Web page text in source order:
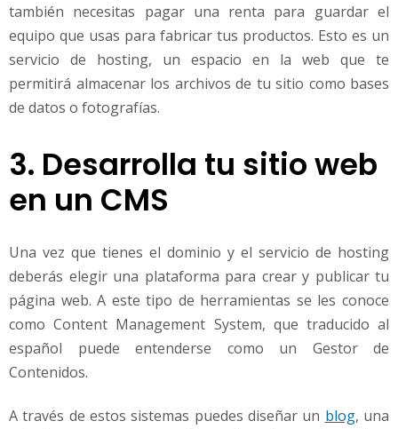
también necesitas pagar una renta para guardar el
equipo que usas para fabricar tus productos. Esto es un
servicio de hosting, un espacio en la web que te
permitirá almacenar los archivos de tu sitio como bases
de datos o fotografías.
3. Desarrolla tu sitio web
en un CMS
Una vez que tienes el dominio y el servicio de hosting
deberás elegir una plataforma para crear y publicar tu
página web. A este tipo de herramientas se les conoce
como Content Management System, que traducido al
español puede entenderse como un Gestor de
Contenidos.
A través de estos sistemas puedes diseñar un blog, una